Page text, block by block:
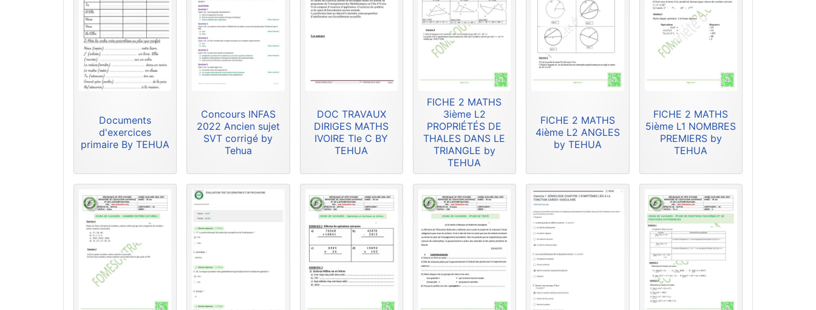
Documents
d'exercices
primaire By TEHUA
Concours INFAS
2022 Ancien sujet
SVT corrigé by
Tehua
DOC TRAVAUX
DIRIGES MATHS
IVOIRE Tle C BY
TEHUA
FICHE 2 MATHS
3ième L2
PROPRIÉTÉS DE
THALES DANS LE
TRIANGLE by
TEHUA
FICHE 2 MATHS
4ième L2 ANGLES
by TEHUA
FICHE 2 MATHS
5ième L1 NOMBRES
PREMIERS by
TEHUA